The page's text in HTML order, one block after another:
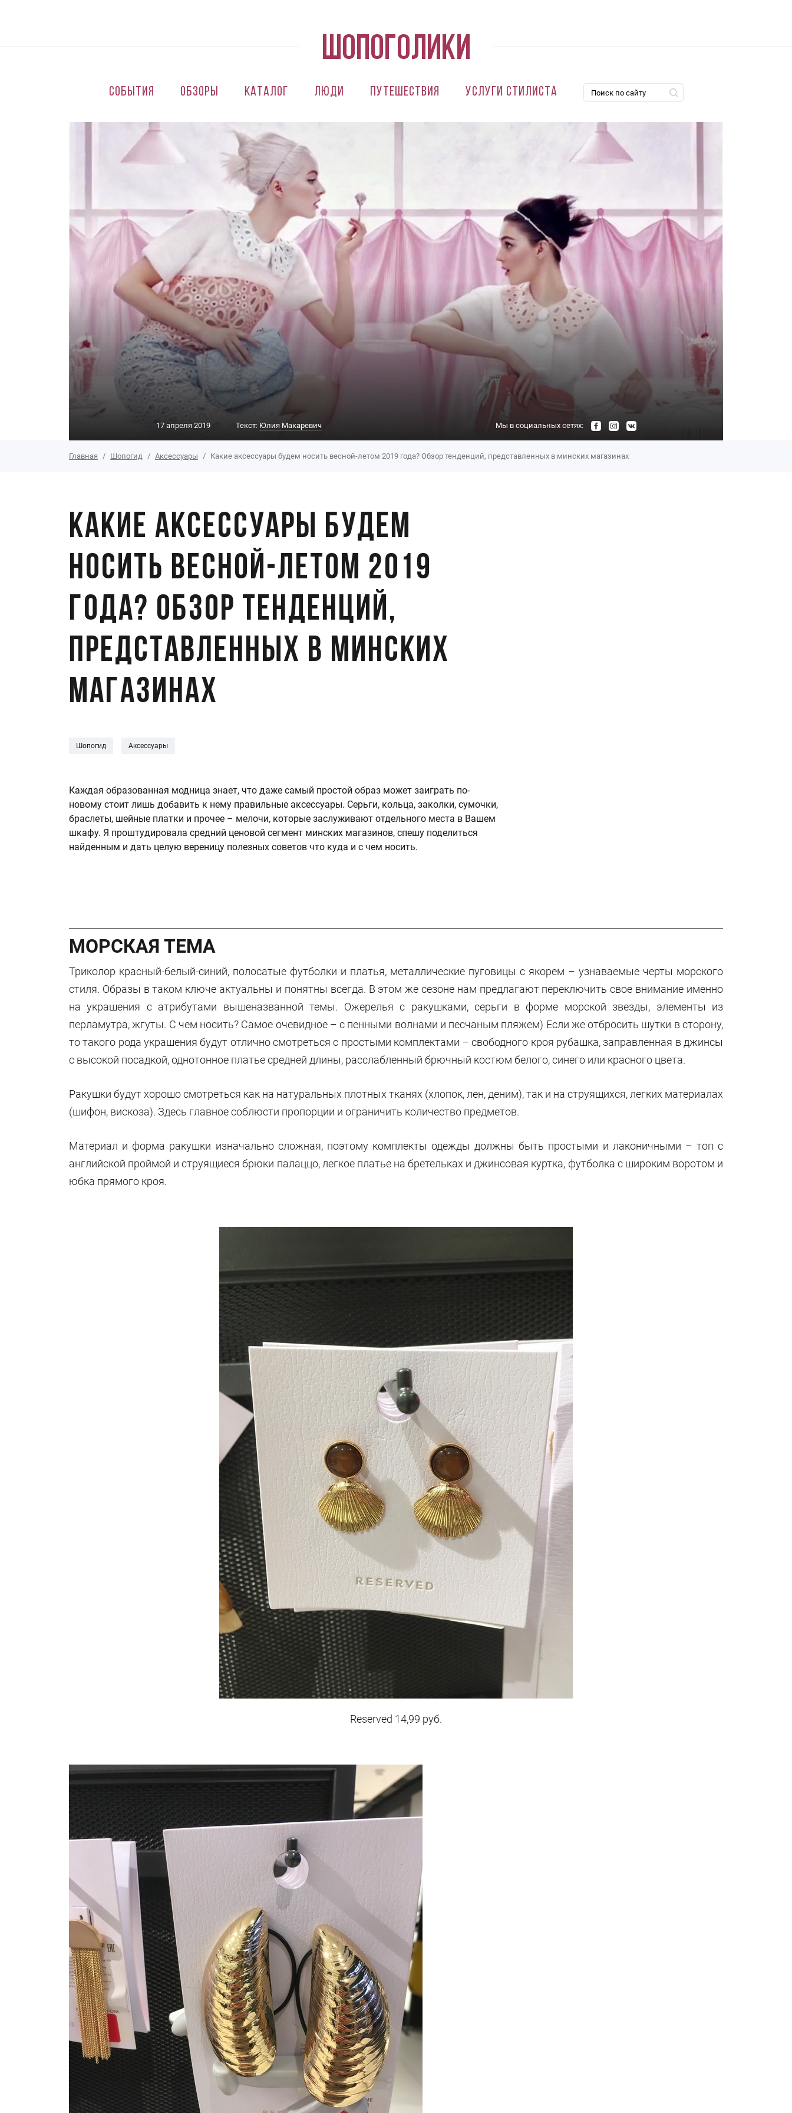
События Обзоры Каталог Люди Путешествия Услуги стилиста
17 апреля 2019 Текст: Юлия Макаревич Мы в социальных сетях:
Главная Шопогид Аксессуары Какие аксессуары будем носить весной-летом 2019 года? Обзор тенденций, представленных в минских магазинах
Какие аксессуары будем
носить весной-летом 2019
года? Обзор тенденций,
представленных в минских
магазинах
Шопогид Аксессуары
Каждая образованная модница знает, что даже самый простой образ может заиграть по-
новому стоит лишь добавить к нему правильные аксессуары. Серьги, кольца, заколки, сумочки,
браслеты, шейные платки и прочее – мелочи, которые заслуживают отдельного места в Вашем
шкафу. Я проштудировала средний ценовой сегмент минских магазинов, спешу поделиться
найденным и дать целую вереницу полезных советов что куда и с чем носить.
МОРСКАЯ ТЕМА
Триколор красный-белый-синий, полосатые футболки и платья, металлические пуговицы с якорем – узнаваемые черты морского
стиля. Образы в таком ключе актуальны и понятны всегда. В этом же сезоне нам предлагают переключить свое внимание именно
на украшения с атрибутами вышеназванной темы. Ожерелья с ракушками, серьги в форме морской звезды, элементы из
перламутра, жгуты. С чем носить? Самое очевидное – с пенными волнами и песчаным пляжем) Если же отбросить шутки в сторону,
то такого рода украшения будут отлично смотреться с простыми комплектами – свободного кроя рубашка, заправленная в джинсы
с высокой посадкой, однотонное платье средней длины, расслабленный брючный костюм белого, синего или красного цвета.
Ракушки будут хорошо смотреться как на натуральных плотных тканях (хлопок, лен, деним), так и на струящихся, легких материалах
(шифон, вискоза). Здесь главное соблюсти пропорции и ограничить количество предметов.
Материал и форма ракушки изначально сложная, поэтому комплекты одежды должны быть простыми и лаконичными – топ с
английской проймой и струящиеся брюки палаццо, легкое платье на бретельках и джинсовая куртка, футболка с широким воротом и
юбка прямого кроя.
Reserved 14,99 руб.